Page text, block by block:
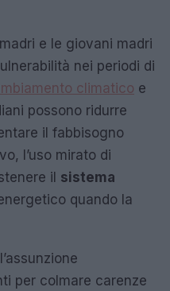
e le giovani madri
nei periodi di
climatico e
possono ridurre
il fabbisogno
l’uso mirato di
il sistema
quando la
per colmare carenze